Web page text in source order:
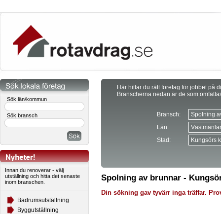
Sök län/kommun
Sök bransch
Innan du renoverar - välj
utställning och hitta det senaste
inom branschen.
Badrumsutställning
Byggutställning
Här hittar du rätt företag för jobbet på
Branscherna nedan är de som
Bransch:
Län:
Stad:
Spolning av brunnar -
Din sökning gav tyvärr inga träffar.